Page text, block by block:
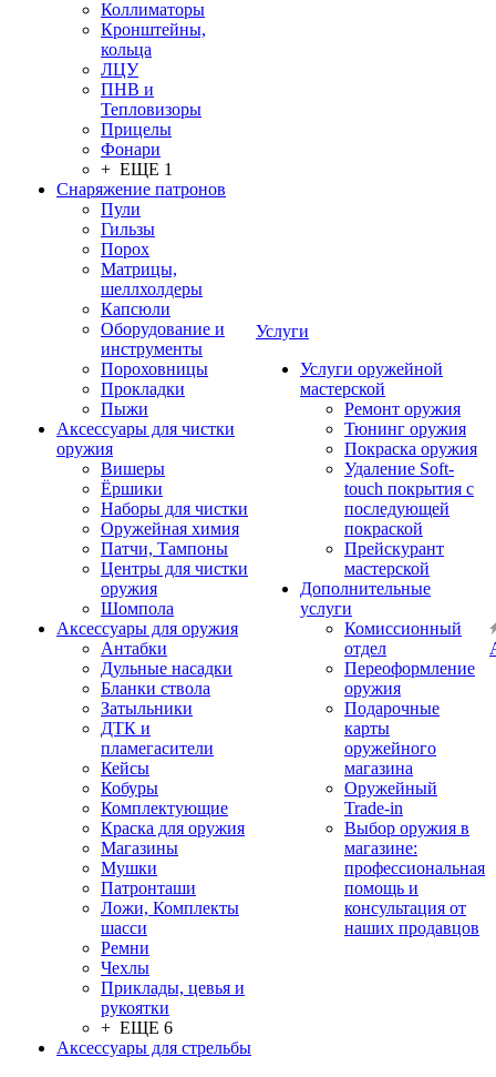
Коллиматоры
Кронштейны,
кольца
ЛЦУ
ПНВ и
Тепловизоры
Прицелы
Фонари
+ ЕЩЕ 1
Снаряжение патронов
Пули
Гильзы
Порох
Матрицы,
шеллхолдеры
Капсюли
Оборудование и
инструменты
Пороховницы
Прокладки
Пыжи
Аксессуары для чистки
оружия
Вишеры
Ёршики
Наборы для чистки
Оружейная химия
Патчи, Тампоны
Центры для чистки
оружия
Шомпола
Аксессуары для оружия
Антабки
Дульные насадки
Бланки ствола
Затыльники
ДТК и
пламегасители
Кейсы
Кобуры
Комплектующие
Краска для оружия
Магазины
Мушки
Патронташи
Ложи, Комплекты
шасси
Ремни
Чехлы
Приклады, цевья и
рукоятки
+ ЕЩЕ 6
Аксессуары для стрельбы
Услуги
Услуги оружейной
мастерской
Ремонт оружия
Тюнинг оружия
Покраска оружия
Удаление Soft-
touch покрытия с
последующей
покраской
Прейскурант
мастерской
Дополнительные
услуги
Комиссионный
отдел
Переоформление
оружия
Подарочные
карты
оружейного
магазина
Оружейный
Trade-in
Выбор оружия в
магазине:
профессиональная
помощь и
консультация от
наших продавцов